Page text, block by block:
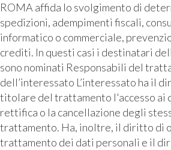
ROMA affida lo svolgimento di
spedizioni, adempimenti fiscali,
informatico o commerciale,
crediti. In questi casi i destinatari
sono nominati Responsabili del
dell’interessato L’interessato ha il
titolare del trattamento l'accesso ai
rettifica o la cancellazione degli
trattamento. Ha, inoltre, il diritto di
trattamento dei dati personali e il